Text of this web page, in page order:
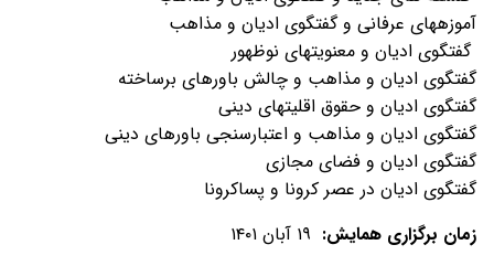
آموزه­های عرفانی و گفتگوی ادیان و مذاهب
گفتگوی ادیان و معنویت­های نوظهور
گفتگوی ادیان و مذاهب و چالش باورهای برساخته
گفتگوی ادیان و حقوق اقلیت­های دینی
گفتگوی ادیان و مذاهب و اعتبارسنجی باورهای دینی
گفتگوی ادیان و فضای مجازی
گفتگوی ادیان در عصر کرونا و پساکرونا
زمان برگزاری همایش: